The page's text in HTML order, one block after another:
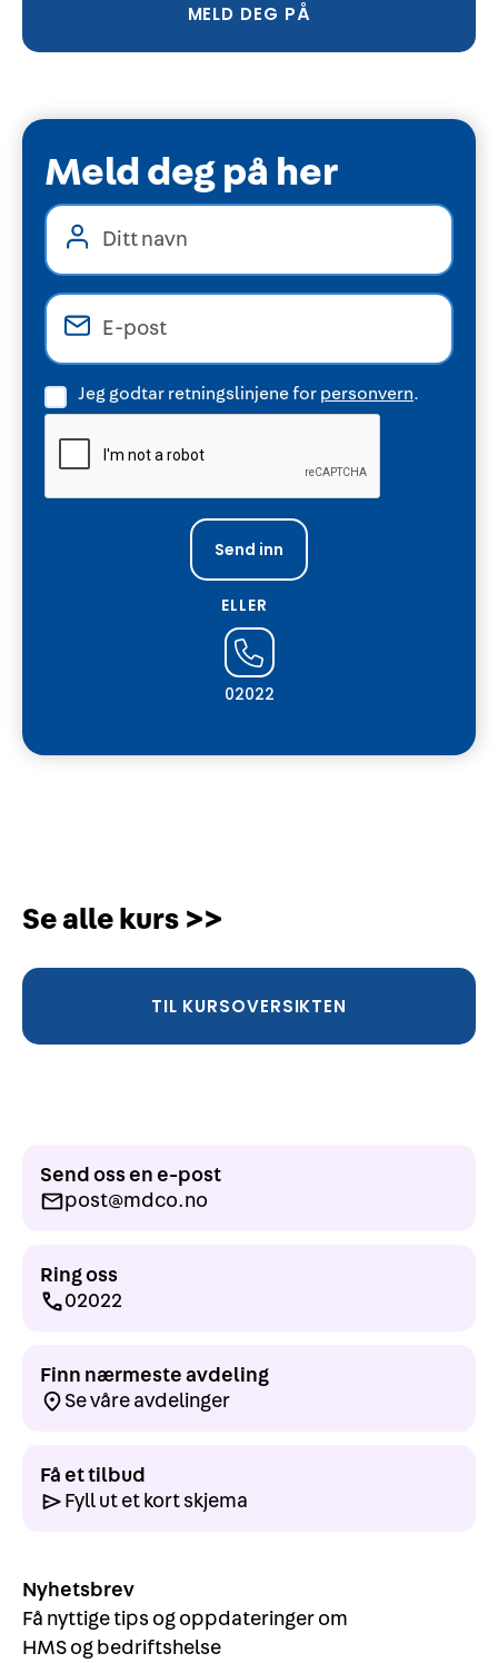
MELD DEG PÅ
Meld deg på her
Jeg godtar retningslinjene for personvern.
ELLER
02022
Se alle kurs >>
TIL KURSOVERSIKTEN
Send oss en e-post
post@mdco.no
Ring oss
02022
Finn nærmeste avdeling
Se våre avdelinger
Få et tilbud
Fyll ut et kort skjema
Nyhetsbrev
Få nyttige tips og oppdateringer om
HMS og bedriftshelse